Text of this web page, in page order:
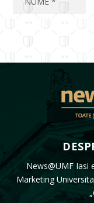
News@UMF Iasi
Marketing